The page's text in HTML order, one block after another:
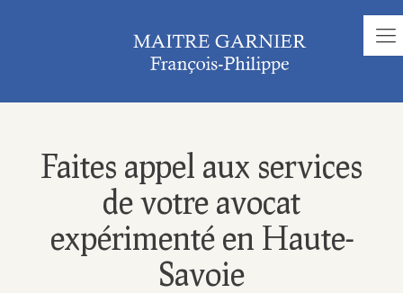
Faites appel aux services
de votre avocat
expérimenté en Haute-
Savoie